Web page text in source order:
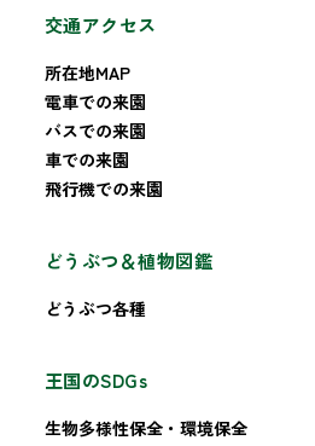
交通アクセス
所在地MAP
電車での来園
バスでの来園
車での来園
飛行機での来園
どうぶつ＆植物図鑑
どうぶつ各種
王国のSDGs
生物多様性保全・環境保全